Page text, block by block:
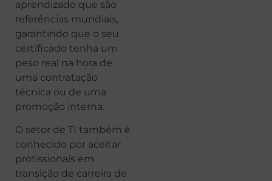
aprendizado que são
referências mundiais,
garantindo que o seu
certificado tenha um
peso real na hora de
uma contratação
técnica ou de uma
promoção interna.
O setor de TI também é
conhecido por aceitar
profissionais em
transição de carreira de